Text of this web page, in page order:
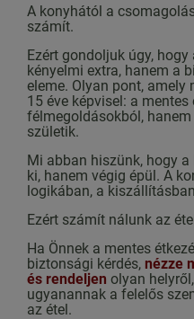
A konyhától a
számít.
Ezért gondoljuk úgy,
kényelmi extra, hanem a
eleme. Olyan pont, amely
15 éve képvisel: a
félmegoldásokból,
születik.
Mi abban hiszünk, hogy
ki, hanem végig épül. A
logikában, a
Ezért számít nálunk az
Ha Önnek a mentes
biztonsági kérdés, nézze
és rendeljen olyan
ugyanannak a felelős
az étel.